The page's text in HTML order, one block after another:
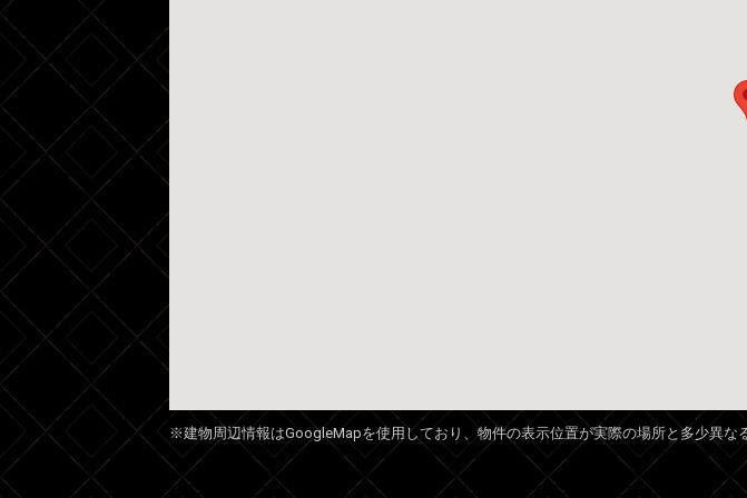
※建物周辺情報はGoogleMapを使用しており、物件の表示位置が実際の場所と多少異な